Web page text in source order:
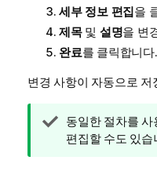
세부 정보 편집을
제목및 설명을 변
완료를 클릭합니다.
변경 사항이 자동으로 저
팁
메
동일한 절차를
편집할 수도 있습